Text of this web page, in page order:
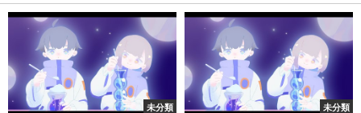
未分類 未分類